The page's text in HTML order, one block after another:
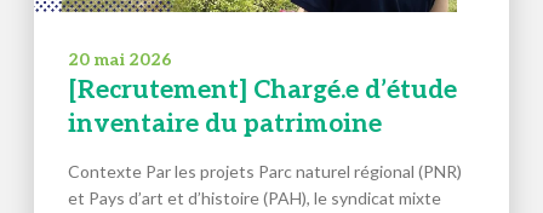
20 mai 2026
[Recrutement] Chargé.e d’étude
inventaire du patrimoine
Contexte Par les projets Parc naturel régional (PNR)
et Pays d’art et d’histoire (PAH), le syndicat mixte